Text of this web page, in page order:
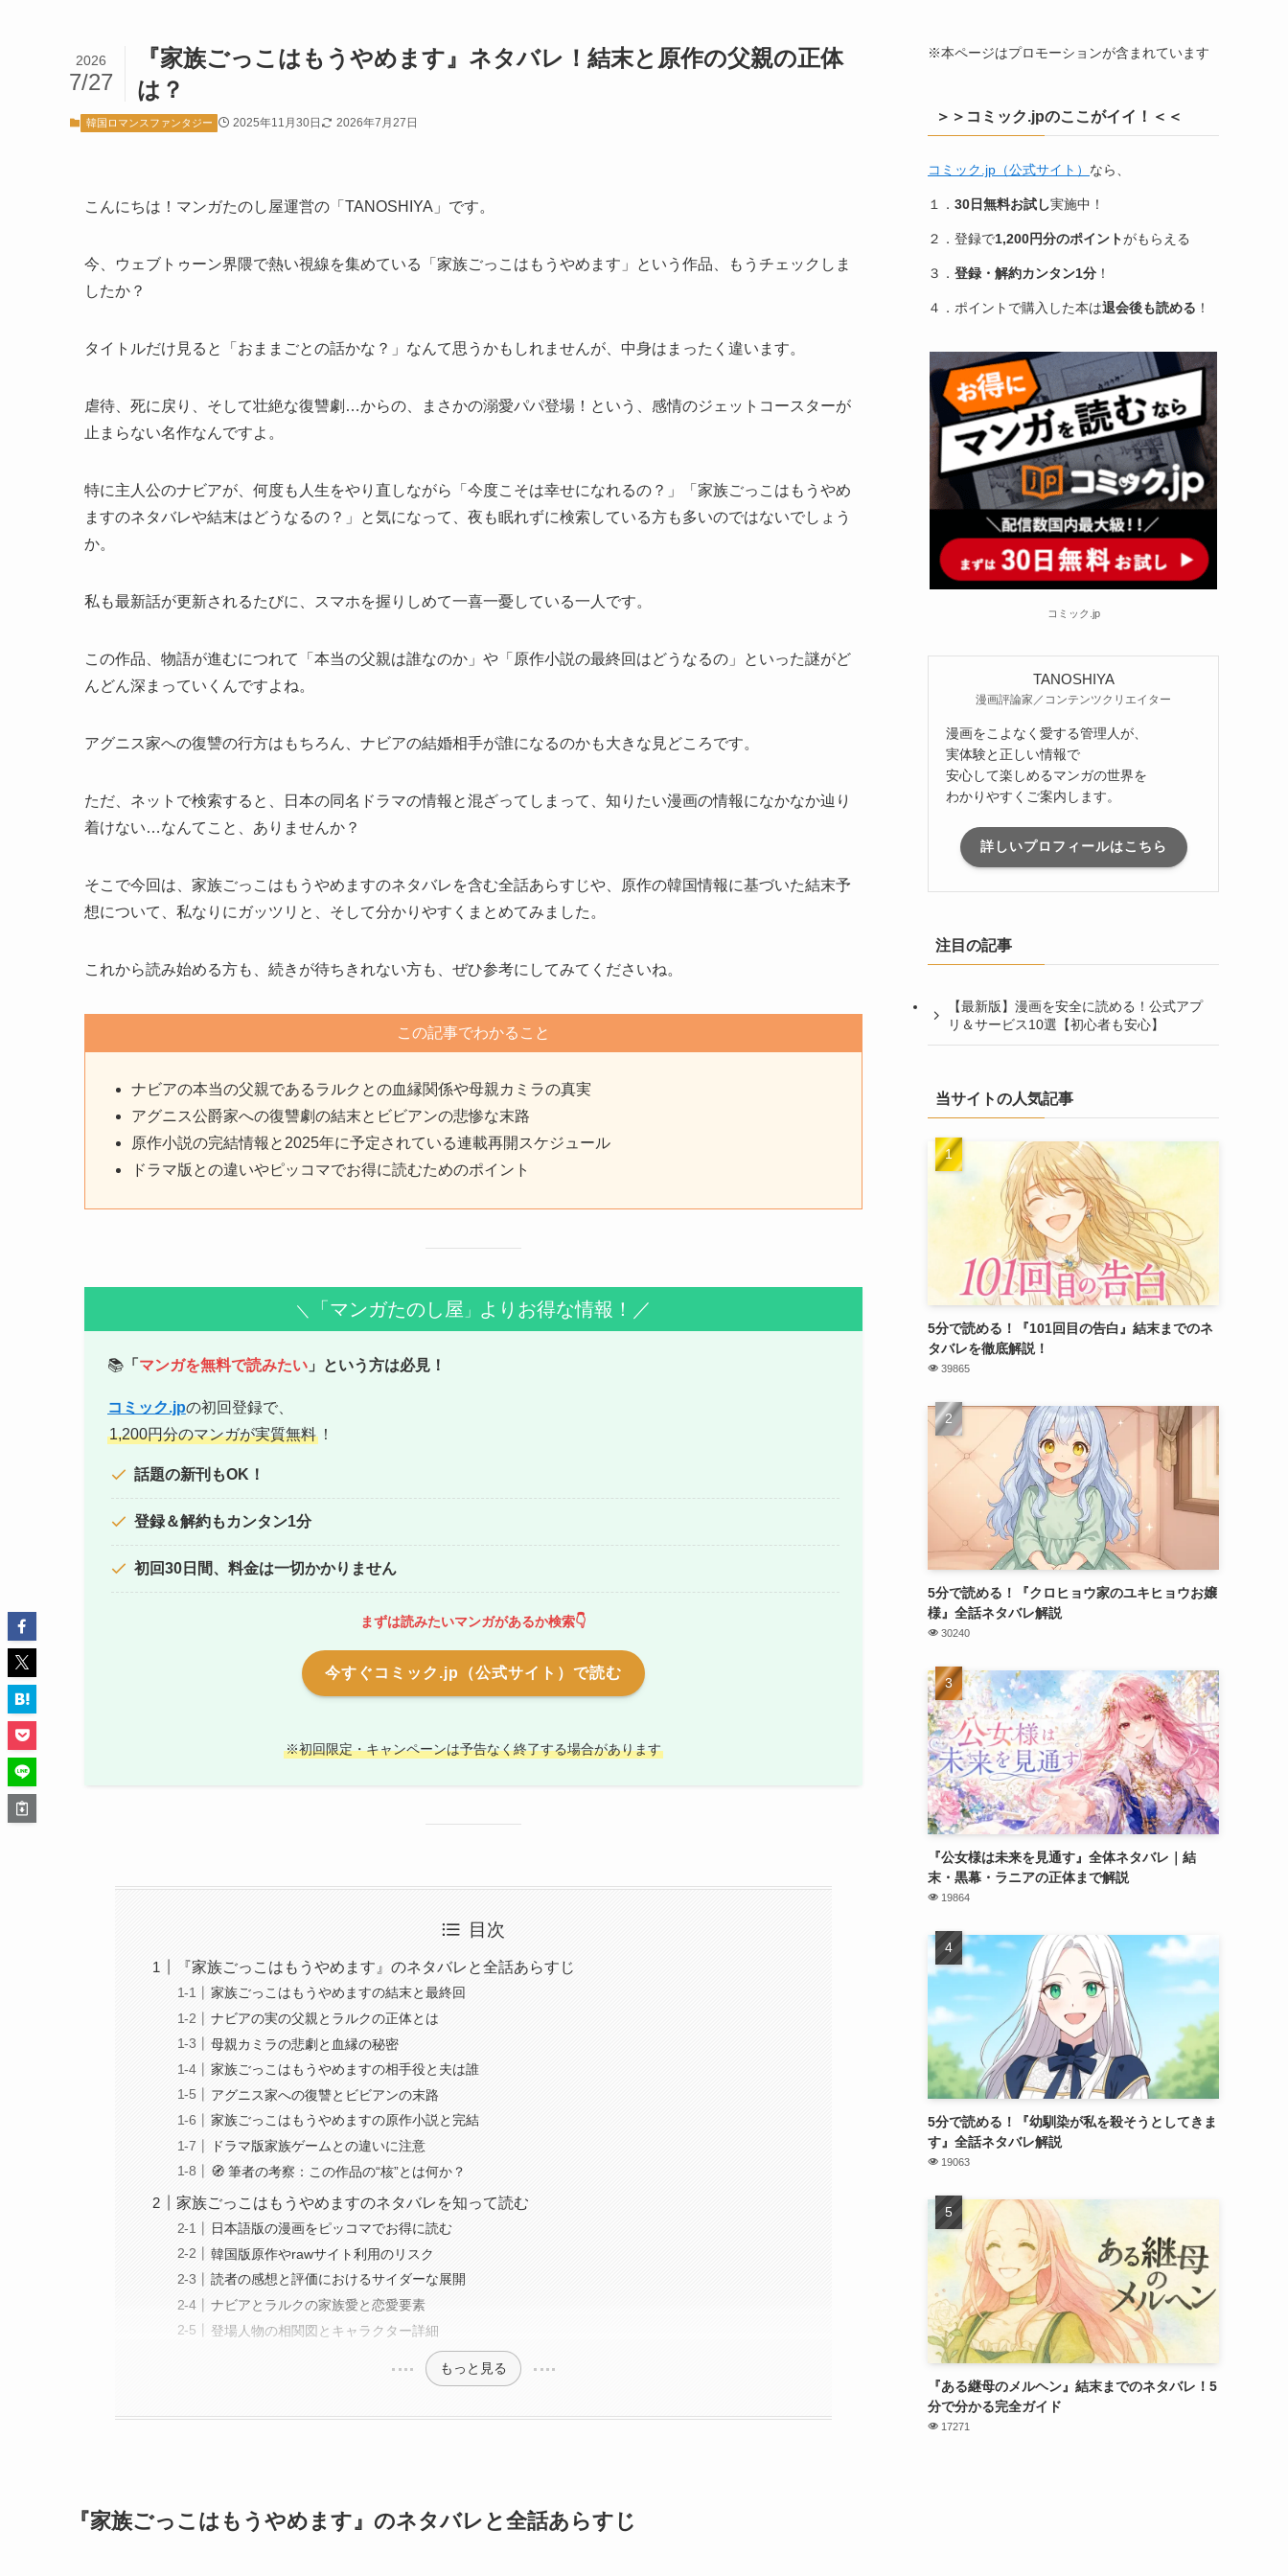
『家族ごっこはもうやめます』ネタバレ！結末と原作の父親の正体
は？
2026
7/27
韓国ロマンスファンタジー 2025年11月30日 2026年7月27日
こんにちは！マンガたのし屋運営の「TANOSHIYA」です。
今、ウェブトゥーン界隈で熱い視線を集めている「家族ごっこはもうやめます」という作品、もうチェックしま
したか？
タイトルだけ見ると「おままごとの話かな？」なんて思うかもしれませんが、中身はまったく違います。
虐待、死に戻り、そして壮絶な復讐劇…からの、まさかの溺愛パパ登場！という、感情のジェットコースターが
止まらない名作なんですよ。
特に主人公のナビアが、何度も人生をやり直しながら「今度こそは幸せになれるの？」「家族ごっこはもうやめ
ますのネタバレや結末はどうなるの？」と気になって、夜も眠れずに検索している方も多いのではないでしょう
か。
私も最新話が更新されるたびに、スマホを握りしめて一喜一憂している一人です。
この作品、物語が進むにつれて「本当の父親は誰なのか」や「原作小説の最終回はどうなるの」といった謎がど
んどん深まっていくんですよね。
アグニス家への復讐の行方はもちろん、ナビアの結婚相手が誰になるのかも大きな見どころです。
ただ、ネットで検索すると、日本の同名ドラマの情報と混ざってしまって、知りたい漫画の情報になかなか辿り
着けない…なんてこと、ありませんか？
そこで今回は、家族ごっこはもうやめますのネタバレを含む全話あらすじや、原作の韓国情報に基づいた結末予
想について、私なりにガッツリと、そして分かりやすくまとめてみました。
これから読み始める方も、続きが待ちきれない方も、ぜひ参考にしてみてくださいね。
この記事でわかること
ナビアの本当の父親であるラルクとの血縁関係や母親カミラの真実
アグニス公爵家への復讐劇の結末とビビアンの悲惨な末路
原作小説の完結情報と2025年に予定されている連載再開スケジュール
ドラマ版との違いやピッコマでお得に読むためのポイント
＼ 「マンガたのし屋 」 よりお得な情報！／
📚 「 マンガを無料で読みたい 」という方は必見！
コミック.jpの初回登録で、
1,200円分のマンガが実質無料 ！
話題の新刊もOK！
登録＆解約もカンタン1分
初回30日間、料金は一切かかりません
まずは読みたいマンガがあるか検索👇
今すぐコミック.jp（公式サイト）で読む
※初回限定・キャンペーンは予告なく終了する場合があります
目次
『家族ごっこはもうやめます』のネタバレと全話あらすじ
家族ごっこはもうやめますの結末と最終回
ナビアの実の父親とラルクの正体とは
母親カミラの悲劇と血縁の秘密
家族ごっこはもうやめますの相手役と夫は誰
アグニス家への復讐とビビアンの末路
家族ごっこはもうやめますの原作小説と完結
ドラマ版家族ゲームとの違いに注意
🧭 筆者の考察：この作品の“核”とは何か？
家族ごっこはもうやめますのネタバレを知って読む
日本語版の漫画をピッコマでお得に読む
韓国版原作やrawサイト利用のリスク
読者の感想と評価におけるサイダーな展開
ナビアとラルクの家族愛と恋愛要素
登場人物の相関図とキャラクター詳細
もっと見る
『家族ごっこはもうやめます』のネタバレと全話あらすじ
※本ページはプロモーションが含まれています
＞＞コミック.jpのここがイイ！＜＜
コミック.jp（公式サイト） なら、
１． 30日無料お試し実施中！
２．登録で1,200円分のポイントがもらえる
３． 登録・解約カンタン1分 ！
４．ポイントで購入した本は退会後も読める ！
コミック.jp
TANOSHIYA
漫画評論家／コンテンツクリエイター
漫画をこよなく愛する管理人が、
実体験と正しい情報で
安心して楽しめるマンガの世界を
わかりやすくご案内します。
詳しいプロフィールはこちら
注目の記事
【最新版】漫画を安全に読める！公式アプ
リ＆サービス10選【初心者も安心】
当サイトの人気記事
5分で読める！『101回目の告白』結末までのネ
タバレを徹底解説！
39865
5分で読める！『クロヒョウ家のユキヒョウお嬢
様』全話ネタバレ解説
30240
『公女様は未来を見通す』全体ネタバレ｜結
末・黒幕・ラニアの正体まで解説
19864
5分で読める！『幼馴染が私を殺そうとしてきま
す』全話ネタバレ解説
19063
『ある継母のメルヘン』結末までのネタバレ！5
分で分かる完全ガイド
17271